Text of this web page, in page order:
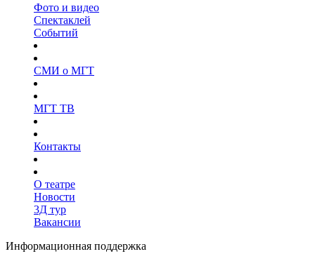
Фото и видео
Спектаклей
Событий
СМИ о МГТ
МГТ ТВ
Контакты
О театре
Новости
3Д тур
Вакансии
Информационная поддержка